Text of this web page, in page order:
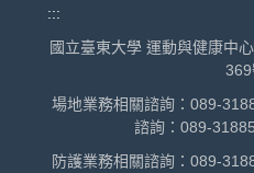
:::
國立臺東大學 運動與健康
場地業務相關諮詢：089-
諮詢：089-
防護業務相關諮詢：089-